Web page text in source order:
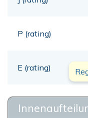
P (rating)
E (rating)